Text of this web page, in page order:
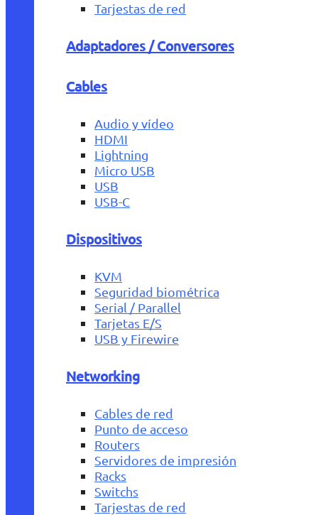
Tarjestas de red
Adaptadores / Conversores
Cables
Audio y vídeo
HDMI
Lightning
Micro USB
USB
USB-C
Dispositivos
KVM
Seguridad biométrica
Serial / Parallel
Tarjetas E/S
USB y Firewire
Networking
Cables de red
Punto de acceso
Routers
Servidores de impresión
Racks
Switchs
Tarjestas de red